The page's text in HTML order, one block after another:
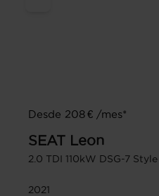
Desde 208 € /mes*
SEAT Leon
2.0 TDI 110kW DSG-7 Style
2021